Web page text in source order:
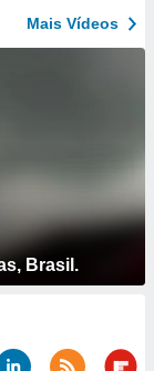
Mais Vídeos
Brasil.